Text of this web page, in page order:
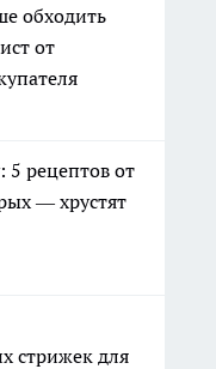
обходить
от
рецептов от
— хрустят
стрижек для